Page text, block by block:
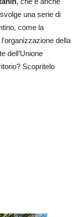
svolge una serie di
come la
della
dell’Unione
Scopritelo